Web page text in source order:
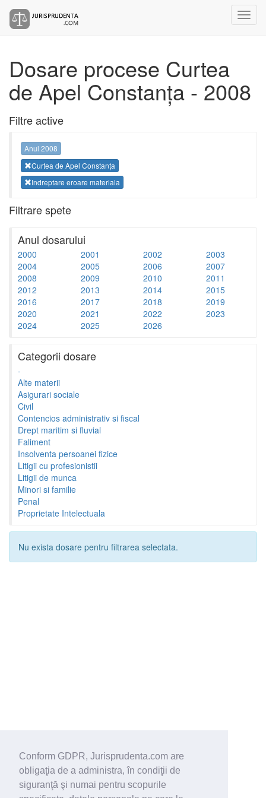
Conform GDPR, Jurisprudenta.com are
obligaţia de a administra, în condiţii de
siguranţă şi numai pentru scopurile
Dosare procese Curtea
de Apel Constanța - 2008
Filtre active
Anul 2008
Curtea de Apel Constanța
Indreptare eroare materiala
Filtrare spete
Anul dosarului
2000 2001 2002
2003
2004
2005 2006
2007
2008
2009 2010
2011
2012
2013 2014
2015
2016
2017 2018
2019
2020
2021 2022
2023
2024
2025 2026
Categorii dosare
-
Alte materii
Asigurari sociale
Civil
Contencios administrativ si fiscal
Drept maritim si fluvial
Faliment
Insolventa persoanei fizice
Litigii cu profesionistii
Litigii de munca
Minori si familie
Penal
Proprietate Intelectuala
Nu exista dosare pentru filtrarea selectata.